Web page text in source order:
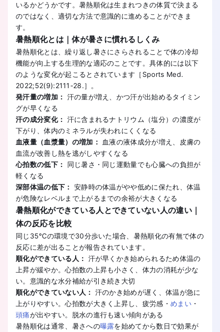
いるかどうかです。暑熱順化は生まれつきの体質で決まる
のではなく、適切な方法で意識的に進めることができま
す。
暑熱順化とは｜体が暑さに慣れるしくみ
暑熱順化とは、繰り返し暑さにさらされることで体の冷却
機能が向上する生理的な適応のことです。具体的には以下
のような変化が起こるとされています［Sports Med.
2022;52(9):2111-28.］。
発汗量の増加： 汗の量が増え、かつ汗が出始めるタイミン
グが早くなる
汗の成分変化： 汗に含まれるナトリウム（塩分）の濃度が
下がり、体内のミネラルが失われにくくなる
血液量（血漿量）の増加：
血液の液体成分が増え、皮膚の
血流が改善し熱を逃がしやすくなる
心拍数の低下：
同じ暑さ・同じ運動量でも心臓への負担が
軽くなる
深部体温の低下： 安静時の体温がやや低めに保たれ、体温
が危険なレベルまで上がるまでの余裕が大きくなる
暑熱順化ができている人とできていない人の違い｜
体の反応を比較
同じ35℃の環境で30分歩いた場合、暑熱順化の有無で体の
反応に差が出ることが報告されています。
順化ができている人： 汗が早くかき始められるため体温の
上昇が緩やか。心拍数の上昇も小さく、体力の消耗が少な
い。意識的な水分補給が引き続き大切
順化ができていない人： 汗のかき始めが遅く、体温が急に
上がりやすい。心拍数が大きく上昇し、疲労感・めまい ・
頭痛が出やすい。脱水の進行も速い傾向がある
暑熱順化は通常、暑さへの曝露を始めてから数日で効果が